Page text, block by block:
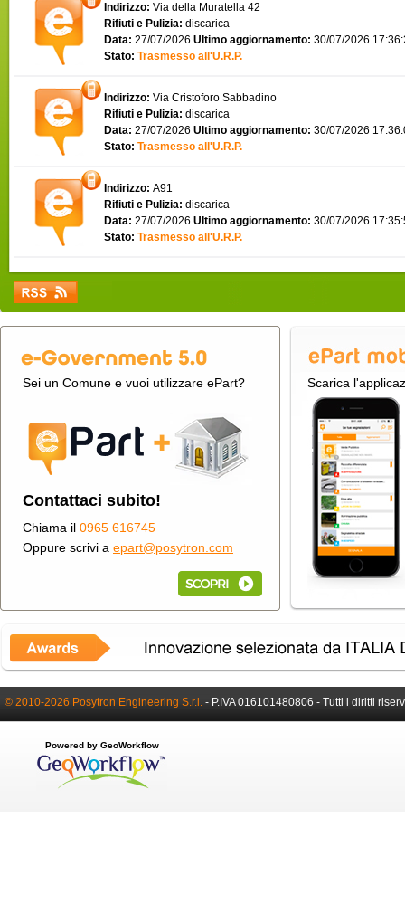
Indirizzo: Via della Muratella 42
Rifiuti e Pulizia: discarica
Data: 27/07/2026 Ultimo aggiornamento: 30/07/2026
Stato: Trasmesso all'U.R.P.
Indirizzo: Via Cristoforo Sabbadino
Rifiuti e Pulizia: discarica
Data: 27/07/2026 Ultimo aggiornamento: 30/07/2026
Stato: Trasmesso all'U.R.P.
Indirizzo: A91
Rifiuti e Pulizia: discarica
Data: 27/07/2026 Ultimo aggiornamento: 30/07/2026
Stato: Trasmesso all'U.R.P.
Sei un Comune e vuoi utilizzare ePart?
Contattaci subito!
Chiama il 0965 616745
Oppure scrivi a epart@posytron.com
Scarica
© 2010-2026 Posytron Engineering S.r.l. - P.IVA 016101480806 - Tutti i diritti
Powered by GeoWorkflow